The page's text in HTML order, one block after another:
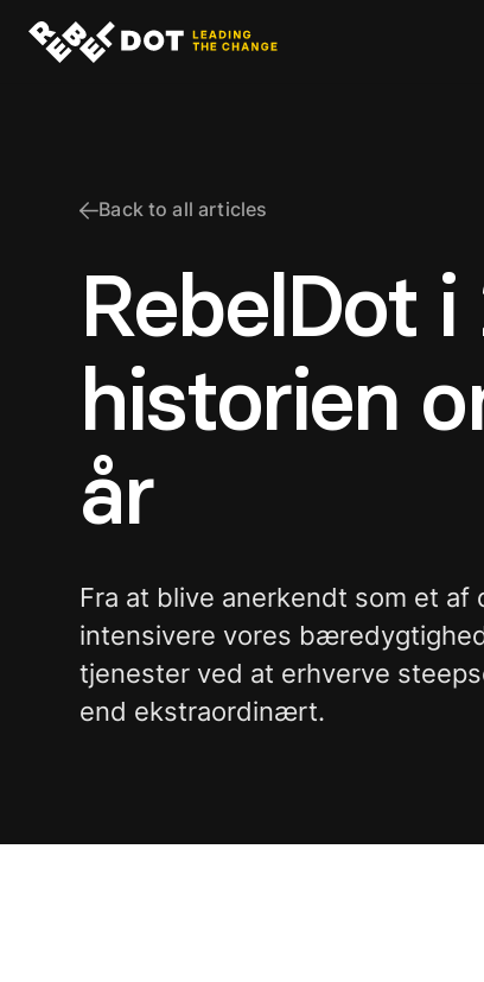
Back to all articles
RebelDot
historien
år
Fra at blive anerkendt som et af
intensivere vores
tjenester ved at erhverve
end ekstraordinært.